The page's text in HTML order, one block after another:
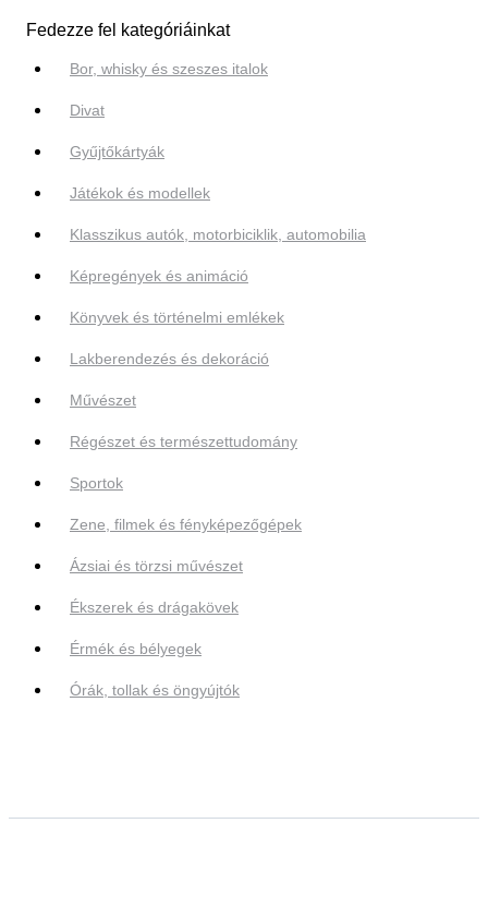
Fedezze fel kategóriáinkat
Bor, whisky és szeszes italok
Divat
Gyűjtőkártyák
Játékok és modellek
Klasszikus autók, motorbiciklik, automobilia
Képregények és animáció
Könyvek és történelmi emlékek
Lakberendezés és dekoráció
Művészet
Régészet és természettudomány
Sportok
Zene, filmek és fényképezőgépek
Ázsiai és törzsi művészet
Ékszerek és drágakövek
Érmék és bélyegek
Órák, tollak és öngyújtók